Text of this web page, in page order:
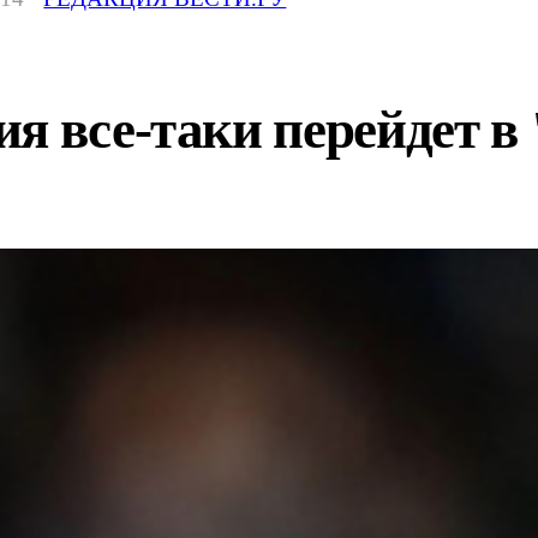
все-таки перейдет